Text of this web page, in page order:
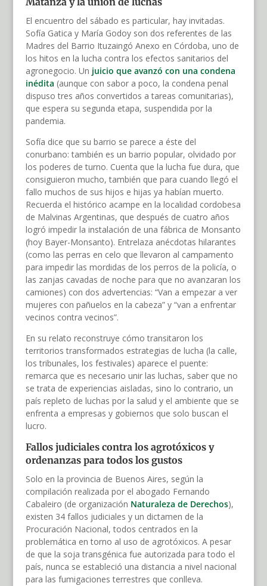
El encuentro del sábado es particular, hay invitadas.
Sofía Gatica y María Godoy son dos referentes de las
Madres del Barrio Ituzaingó Anexo en Córdoba, uno de
los hitos en la lucha contra los efectos sanitarios del
agronegocio. Un juicio que avanzó con una condena
inédita (aunque con sabor a poco, la condena penal
dispuso tres años convertidos a tareas comunitarias),
que espera su segunda etapa, suspendida por la
pandemia.
Sofía dice que su barrio se parece a éste del
conurbano: también es un barrio popular, olvidado por
los poderes de turno. Cuenta que la lucha fue dura, que
consiguieron mucho, también que para cuando llegó el
fallo muchos de sus hijos e hijas ya habían muerto.
Recuerda el histórico acampe en la localidad cordobesa
de Malvinas Argentinas, que después de cuatro años
logró impedir la instalación de una fábrica de Monsanto
(hoy Bayer-Monsanto). Entrelaza anécdotas hilarantes
(como las perras en celo que llevaron al campamento
para impedir las mordidas de los perros de la policía, o
las zanjas cavadas de noche para que no avanzaran los
camiones) con dos advertencias: “Van a empezar a ver
mujeres con pañuelos en la cabeza” y “van a enfrentar
vecinos contra vecinos”.
En su relato reconstruye cómo transitaron los
territorios transformados estrategias de lucha (la calle,
los tribunales, los festivales) aparece el puente:
remarca que es necesario unir las luchas, saber que no
se trata de experiencias aisladas, sino lo contrario, un
país repleto de luchas por la salud y el ambiente que se
enfrenta a empresas y gobiernos que solo buscan el
lucro.
Fallos judiciales contra los agrotóxicos y
ordenanzas para todos los gustos
Solo en la provincia de Buenos Aires, según la
compilación realizada por el abogado Fernando
Cabaleiro (de organización Naturaleza de Derechos),
existen 34 fallos judiciales y un dictamen de la
Procuración Nacional, todos centrados en la
problemática en torno al uso de agrotóxicos. A pesar
de que la soja transgénica fue autorizada para todo el
país, nunca se estableció una distancia a nivel nacional
para las fumigaciones terrestres que conlleva.